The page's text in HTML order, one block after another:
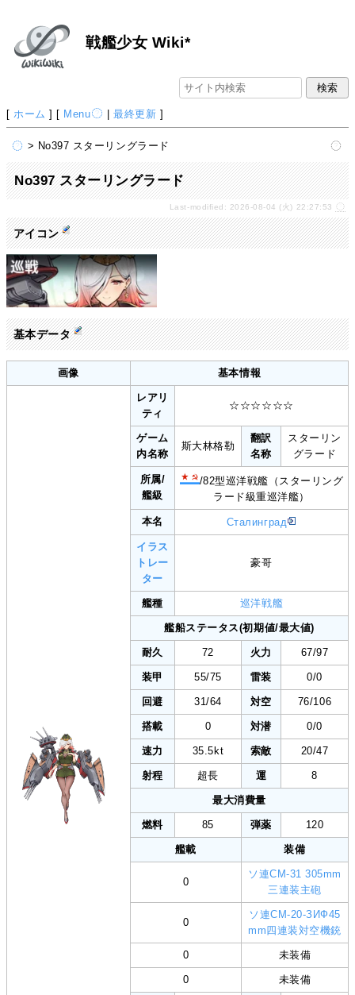
戦艦少女 Wiki*
[ ホーム ] [ Menu |最終更新 ]
> No397 スターリングラード
No397 スターリングラード
Last-modified: 2026-08-04 (火) 22:27:53
アイコン
基本データ
画像 基本情報
レアリ
ティ
☆☆☆☆☆☆
ゲーム
内名称
斯大林格勒
翻訳
名称
スターリン
グラード
所属/
艦級
/82型巡洋戦艦（スターリング
ラード級重巡洋艦）
本名 Сталинград
イラス
トレー
ター
豪哥
艦種 巡洋戦艦
艦船ステータス(初期値/最大値)
耐久 72 火力 67/97
装甲 55/75 雷装 0/0
回避 31/64 対空 76/106
搭載 0 対潜 0/0
速力 35.5kt 索敵 20/47
射程 超長 運 8
最大消費量
燃料 85 弾薬 120
艦載 装備
0
ソ連СМ-31 305mm
三連装主砲
0
ソ連СМ-20-ЗИФ45
mm四連装対空機銃
0 未装備
0 未装備